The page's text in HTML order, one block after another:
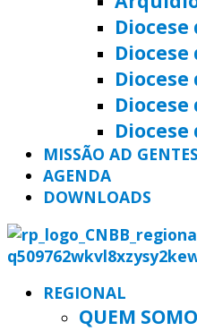
Diocese
Diocese
Diocese
MISSÃO AD GENTES
AGENDA
DOWNLOADS
REGIONAL
QUEM